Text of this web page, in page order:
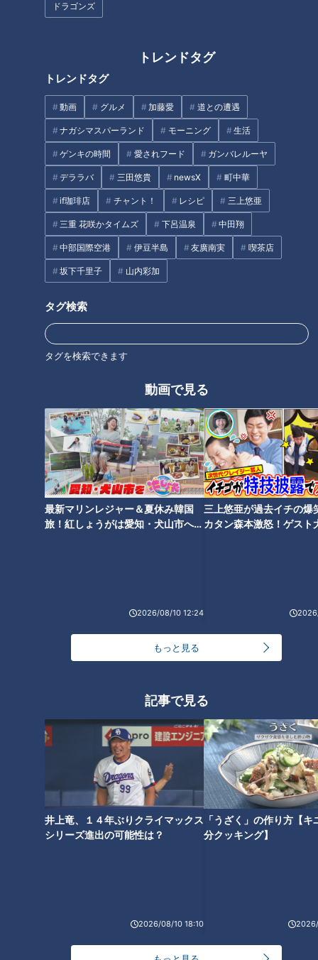
ドラゴンズ
トレンドタグ
トレンドタグ
動画 グルメ 加藤愛 道との遭遇
ナガシマスパーランド モーニング 生活
ゲンキの時間 愛されフード ガンバレルーヤ
デララバ 三田悠貴 newsX 町中華
if珈琲店 チャント！ レシピ 三上悠亜
三重 花咲かタイムズ 下呂温泉 中田翔
中部国際空港 伊豆半島 友廣南実 喫茶店
坂下千里子 山内彩加
タグ検索
タグを検索できます
動画で見る
最新マリンレジャー＆夏休み韓国
旅！紅しょうがは愛知・犬山市へ
2026/08/10 12:24
三上悠亜が過去イチの爆
カタン森本激怒！ゲスト
もっと見る
記事で見る
井上竜、１４年ぶりクライマックス
シリーズ進出の可能性は？
2026/08/10 18:10
「うざく」の作り方【キ
分クッキング】
CBCテレビ『道との遭遇』
地元・揖斐川町の、思い出の場所やアルバイトをしていた喫茶
店を満喫した三田。お店を後にし、車内では三田家の日常の話
（グラビアアイドル・三田悠貴）
「そういえば、寂しいなって思ったことが最近あったんだけ
ど。私の実家って、お風呂は家族みんなで入るんだよね。流れ
作業のようにお風呂に入る。だから、1人ずつ入る習慣がなか
った。その風習が、私が上京してから無くなっちゃって」
から出るのを待つことなく、まるで流れ作業のように家族が順
にお風呂に入る習慣があったそう。しかし、三田が上京したの
露。しかし、そんな状況を打破するべく…
（グラビアアイドル・三田悠貴）
「この前、パパが1人でお風呂に入ってる時、こそっと一緒に
入ったの。そしたらパパがいきなり『この年になって一緒に入
るって、何様なんじゃ！』って怒って驚いた。でも、面白いの
がさぁ、怒る前に私の体を見て、ちょっと口をとんがらせて
ついにゴール！愛車でのドライブにご満悦